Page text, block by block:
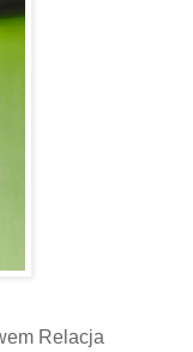
Relacja